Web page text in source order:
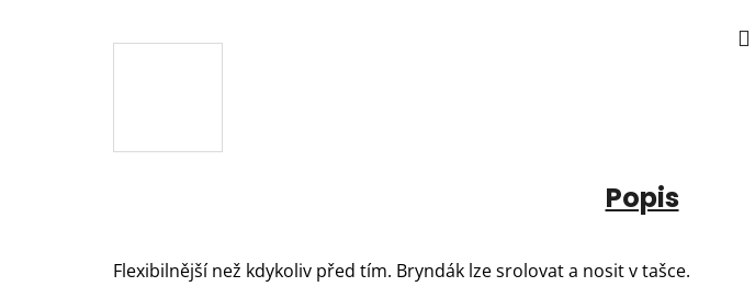
Popis
Flexibilnější než kdykoliv před tím. Bryndák lze srolovat a nosit v tašce.